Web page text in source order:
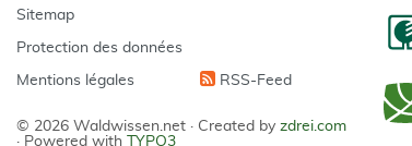
Sitemap
Protection des données
Mentions légales RSS-Feed
© 2026 Waldwissen.net · Created by zdrei.com
· Powered with TYPO3